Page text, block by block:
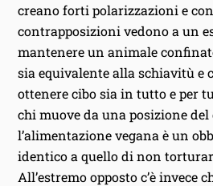
creano forti polarizzazioni e
contrapposizioni vedono a un
mantenere un animale
sia equivalente alla schiavitù e
ottenere cibo sia in tutto e per
chi muove da una posizione del
l’alimentazione vegana è un
identico a quello di non
All’estremo opposto c’è invece